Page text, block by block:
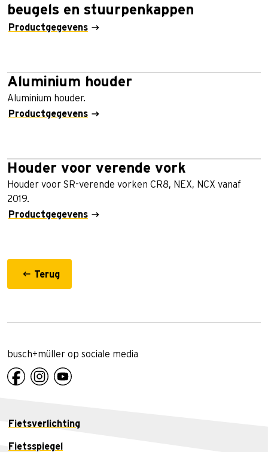
beugels en stuurpenkappen
Productgegevens
Aluminium houder
Aluminium houder.
Productgegevens
Houder voor verende vork
Houder voor SR-verende vorken CR8, NEX, NCX vanaf
2019.
Productgegevens
Terug
busch+müller op sociale media
Fietsverlichting
Fietsspiegel